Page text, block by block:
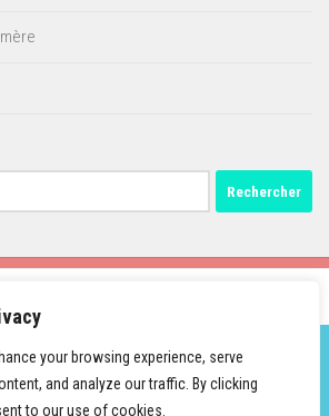
your browsing experience, serve
and analyze our traffic. By clicking
to our use of cookies.